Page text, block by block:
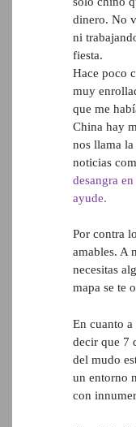
dinero. No
ni
fiesta.
Hace poco
muy
que me
China hay
nos llama
noticias
desangra
ayude.
Por contra
amables. A
necesitas
mapa se te
En cuanto
decir que 7
del mudo
un entorno
con